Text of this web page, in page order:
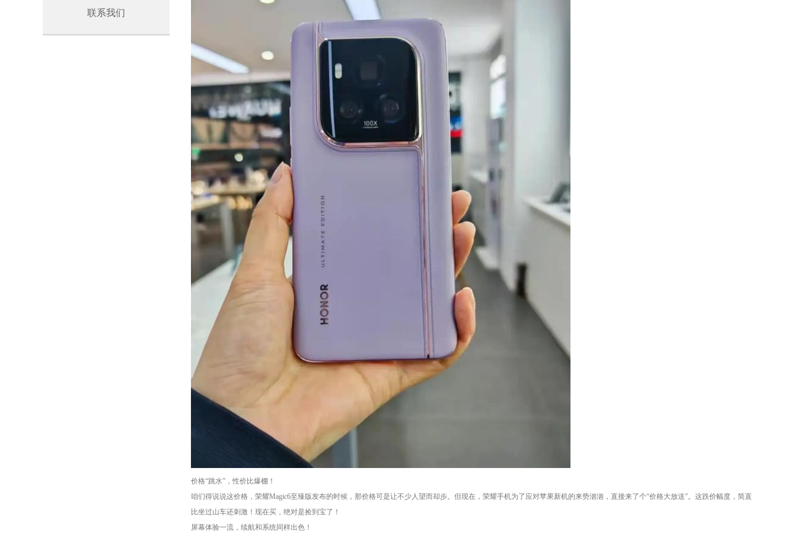
联系我们
价格“跳水”，性价比爆棚！
咱们得说说这价格，荣耀Magic6至臻版发布的时候，那价格可是让不少人望而却步。但现在，荣耀手机为了应对苹果新机的来势汹汹，直接来了个“价格大放送”。这跌价幅度，简直
比坐过山车还刺激！现在买，绝对是捡到宝了！
屏幕体验一流，续航和系统同样出色！